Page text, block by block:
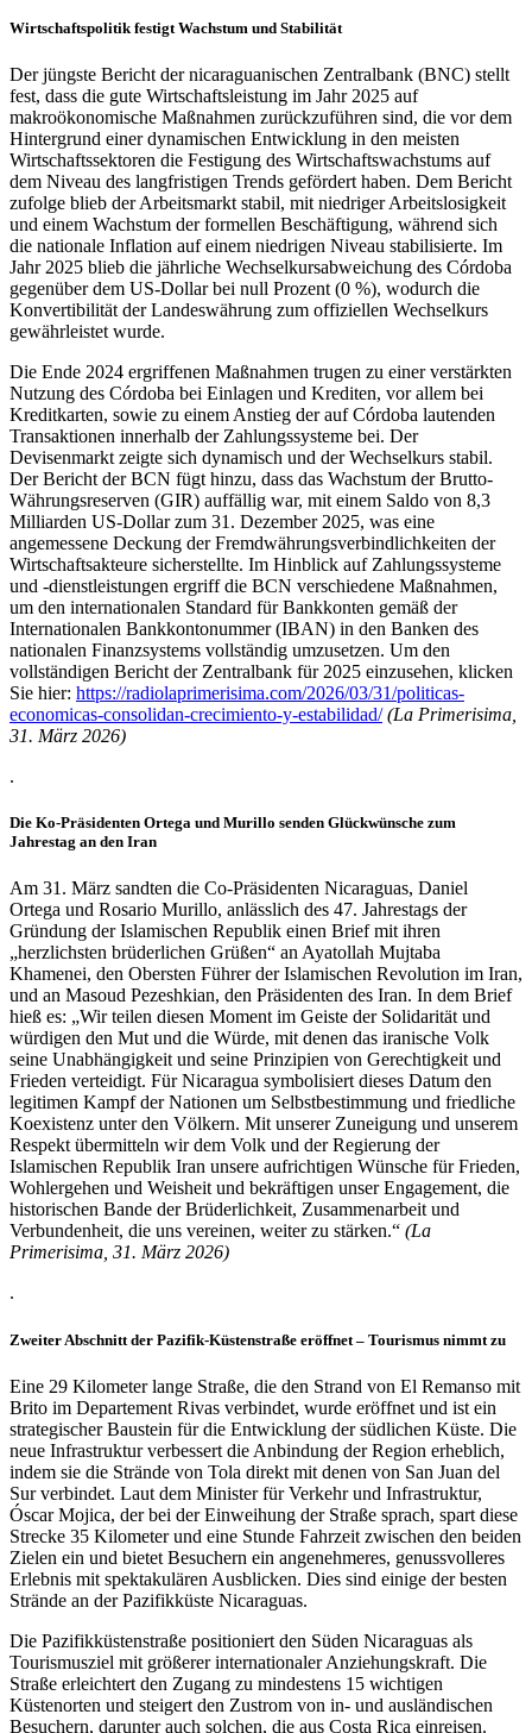
Wirtschaftspolitik festigt Wachstum und Stabilität
Der jüngste Bericht der nicaraguanischen Zentralbank (BNC) stellt
fest, dass die gute Wirtschaftsleistung im Jahr 2025 auf
makroökonomische Maßnahmen zurückzuführen sind, die vor dem
Hintergrund einer dynamischen Entwicklung in den meisten
Wirtschaftssektoren die Festigung des Wirtschaftswachstums auf
dem Niveau des langfristigen Trends gefördert haben. Dem Bericht
zufolge blieb der Arbeitsmarkt stabil, mit niedriger Arbeitslosigkeit
und einem Wachstum der formellen Beschäftigung, während sich
die nationale Inflation auf einem niedrigen Niveau stabilisierte. Im
Jahr 2025 blieb die jährliche Wechselkursabweichung des Córdoba
gegenüber dem US-Dollar bei null Prozent (0 %), wodurch die
Konvertibilität der Landeswährung zum offiziellen Wechselkurs
gewährleistet wurde.
Die Ende 2024 ergriffenen Maßnahmen trugen zu einer verstärkten
Nutzung des Córdoba bei Einlagen und Krediten, vor allem bei
Kreditkarten, sowie zu einem Anstieg der auf Córdoba lautenden
Transaktionen innerhalb der Zahlungssysteme bei. Der
Devisenmarkt zeigte sich dynamisch und der Wechselkurs stabil.
Der Bericht der BCN fügt hinzu, dass das Wachstum der Brutto-
Währungsreserven (GIR) auffällig war, mit einem Saldo von 8,3
Milliarden US-Dollar zum 31. Dezember 2025, was eine
angemessene Deckung der Fremdwährungsverbindlichkeiten der
Wirtschaftsakteure sicherstellte. Im Hinblick auf Zahlungssysteme
und -dienstleistungen ergriff die BCN verschiedene Maßnahmen,
um den internationalen Standard für Bankkonten gemäß der
Internationalen Bankkontonummer (IBAN) in den Banken des
nationalen Finanzsystems vollständig umzusetzen. Um den
vollständigen Bericht der Zentralbank für 2025 einzusehen, klicken
Sie hier: https://radiolaprimerisima.com/2026/03/31/politicas-
economicas-consolidan-crecimiento-y-estabilidad/ (La Primerisima,
31. März 2026)
.
Die Ko-Präsidenten Ortega und Murillo senden Glückwünsche zum
Jahrestag an den Iran
Am 31. März sandten die Co-Präsidenten Nicaraguas, Daniel
Ortega und Rosario Murillo, anlässlich des 47. Jahrestags der
Gründung der Islamischen Republik einen Brief mit ihren
„herzlichsten brüderlichen Grüßen“ an Ayatollah Mujtaba
Khamenei, den Obersten Führer der Islamischen Revolution im Iran,
und an Masoud Pezeshkian, den Präsidenten des Iran. In dem Brief
hieß es: „Wir teilen diesen Moment im Geiste der Solidarität und
würdigen den Mut und die Würde, mit denen das iranische Volk
seine Unabhängigkeit und seine Prinzipien von Gerechtigkeit und
Frieden verteidigt. Für Nicaragua symbolisiert dieses Datum den
legitimen Kampf der Nationen um Selbstbestimmung und friedliche
Koexistenz unter den Völkern. Mit unserer Zuneigung und unserem
Respekt übermitteln wir dem Volk und der Regierung der
Islamischen Republik Iran unsere aufrichtigen Wünsche für Frieden,
Wohlergehen und Weisheit und bekräftigen unser Engagement, die
historischen Bande der Brüderlichkeit, Zusammenarbeit und
Verbundenheit, die uns vereinen, weiter zu stärken.“ (La
Primerisima, 31. März 2026)
.
Zweiter Abschnitt der Pazifik-Küstenstraße eröffnet – Tourismus nimmt zu
Eine 29 Kilometer lange Straße, die den Strand von El Remanso mit
Brito im Departement Rivas verbindet, wurde eröffnet und ist ein
strategischer Baustein für die Entwicklung der südlichen Küste. Die
neue Infrastruktur verbessert die Anbindung der Region erheblich,
indem sie die Strände von Tola direkt mit denen von San Juan del
Sur verbindet. Laut dem Minister für Verkehr und Infrastruktur,
Óscar Mojica, der bei der Einweihung der Straße sprach, spart diese
Strecke 35 Kilometer und eine Stunde Fahrzeit zwischen den beiden
Zielen ein und bietet Besuchern ein angenehmeres, genussvolleres
Erlebnis mit spektakulären Ausblicken. Dies sind einige der besten
Strände an der Pazifikküste Nicaraguas.
Die Pazifikküstenstraße positioniert den Süden Nicaraguas als
Tourismusziel mit größerer internationaler Anziehungskraft. Die
Straße erleichtert den Zugang zu mindestens 15 wichtigen
Küstenorten und steigert den Zustrom von in- und ausländischen
Besuchern, darunter auch solchen, die aus Costa Rica einreisen.